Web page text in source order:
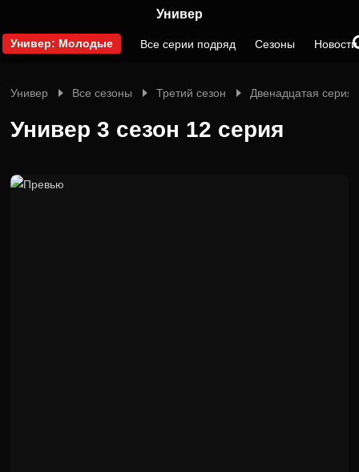
Универ
Универ: Молодые Все серии подряд Сезоны Новости
Универ Все сезоны Третий сезон Двенадцатая серия
Универ 3 сезон 12 серия